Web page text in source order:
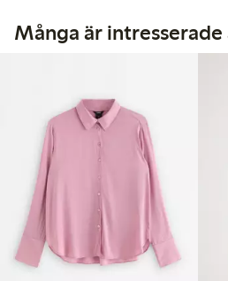
Många är intresserade